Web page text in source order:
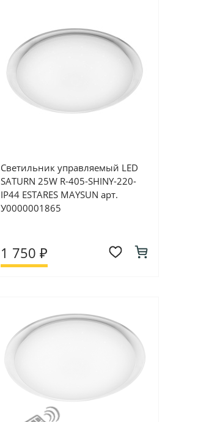
Светильник управляемый LED
SATURN 25W R-405-SHINY-220-
IP44 ESTARES MAYSUN арт.
У0000001865
1 750 ₽